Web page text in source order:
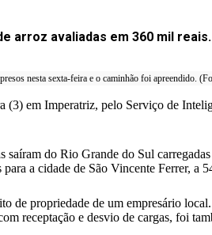
arroz avaliadas em 360 mil reais.
nesta sexta-feira e o caminhão foi apreendido.
(3) em Imperatriz, pelo Serviço de
do Rio Grande do Sul
a cidade de São Vincente Ferrer, a
de propriedade de um empresário
receptação e desvio de cargas, foi